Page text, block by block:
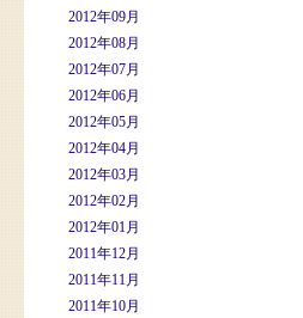
2012年09月
2012年08月
2012年07月
2012年06月
2012年05月
2012年04月
2012年03月
2012年02月
2012年01月
2011年12月
2011年11月
2011年10月